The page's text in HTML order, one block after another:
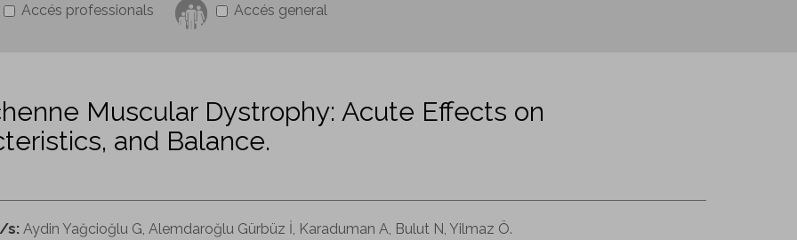
Accés professionals Accés general
Muscular Dystrophy: Acute Effects on
and Balance.
s: Aydin Yağcioğlu G, Alemdaroğlu Gürbüz İ, Karaduman A, Bulut N, Yilmaz Ö.